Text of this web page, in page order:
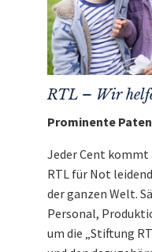
nicht
dass
RTL
Sie
Bitte
Die
RTL – Wir
Prominente
Jeder Cent kommt
RTL für Not
der ganzen Welt.
Personal,
um die „Stiftung